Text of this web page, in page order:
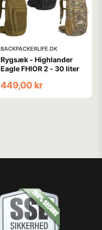
BACKPACKERLIFE.DK
Rygsæk - Highlander
Eagle FHIOR 2 - 30 liter
449,00 kr